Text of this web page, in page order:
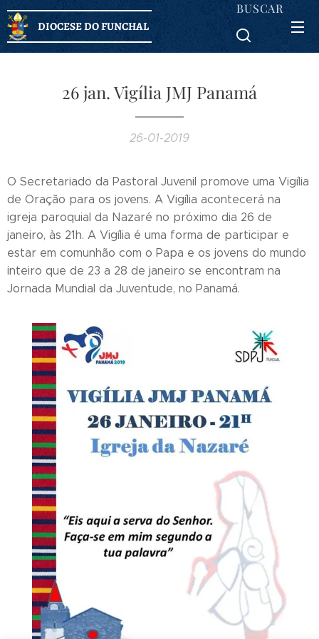
DIOCESE DO FUNCHAL
BUSCAR
26 jan. Vigília JMJ Panamá
26-01-2019
O Secretariado da Pastoral Juvenil promove uma Vigília
de Oração para os jovens. A Vigília acontecerá na
igreja paroquial da Nazaré no próximo dia 26 de
janeiro, às 21h. A Vigília é uma forma de participar e
estar em comunhão com o Papa e os jovens do mundo
inteiro que de 23 a 28 de janeiro se encontram na
Jornada Mundial da Juventude, no Panamá.